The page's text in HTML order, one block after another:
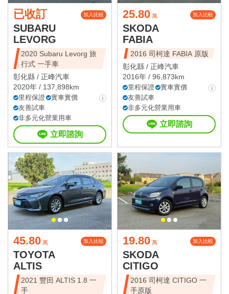
已收訂 加入比較
SUBARU
LEVORG
2020 Subaru Levorg 旅
行式 一手車
彰化縣 / 正峰汽車
2020年 / 137,898km
里程保證
實車實價
友善試車
非多元化營業用車
立即諮詢
25.80 萬 加入比較
SKODA
FABIA
2016 司柯達 FABIA 原版
彰化縣 / 正峰汽車
2016年 / 96,873km
里程保證
實車實價
友善試車
非多元化營業用車
立即諮詢
45.80 萬 加入比較
TOYOTA
ALTIS
2021 豐田 ALTIS 1.8 一
手
19.80 萬 加入比較
SKODA
CITIGO
2016 司柯達 CITIGO 一
手原版